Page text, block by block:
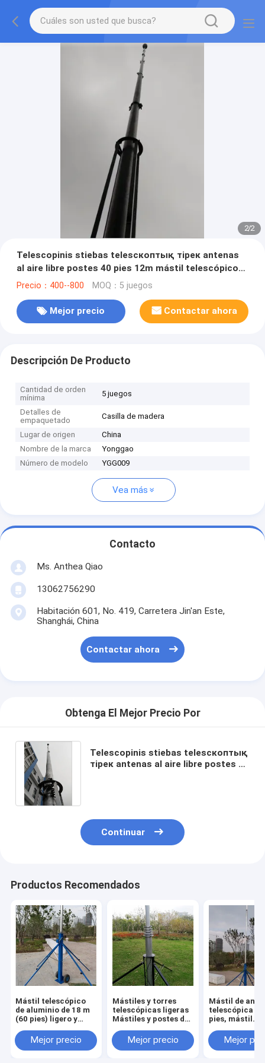
2/2
Telescopinis stiebas telesскоптық тірек antenas
al aire libre postes 40 pies 12m mástil telescópico
mástil de luz telescópico empujar hacia arriba
Precio：400--800 MOQ：5 juegos
Mejor precio Contactar ahora
Descripción De Producto
Cantidad de orden
mínima
5 juegos
Detalles de
empaquetado
Casilla de madera
Lugar de origen
China
Nombre de la marca
Yonggao
Número de modelo
YGG009
Vea más
Contacto
Ms. Anthea Qiao
13062756290
Habitación 601, No. 419, Carretera Jin'an Este,
Shanghái, China
Contactar ahora
Obtenga El Mejor Precio Por
Telescopinis stiebas telesскоптық
тірек antenas al aire libre postes 40
Continuar
Productos Recomendados
Mástil telescópico
de aluminio de 18 m
(60 pies) ligero y
manivela - Hardware
MBS
Mejor precio
Mástiles y torres
telescópicas ligeras
Mástiles y postes de
Hardware MBS
Mejor precio
Mástil de
telescópica de
pies, mástil
empuje,
torre de
Mejor